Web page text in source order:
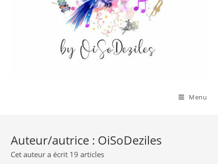
Menu
Auteur/autrice : OiSoDeziles
Cet auteur a écrit 19 articles